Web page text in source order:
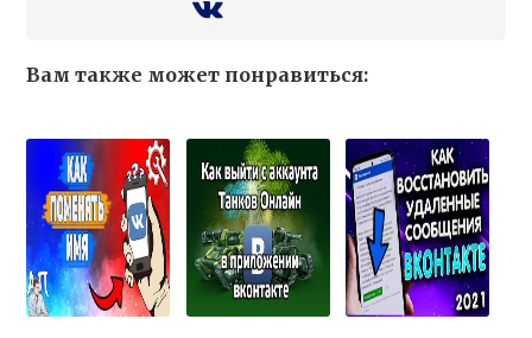
Вам также может понравиться: